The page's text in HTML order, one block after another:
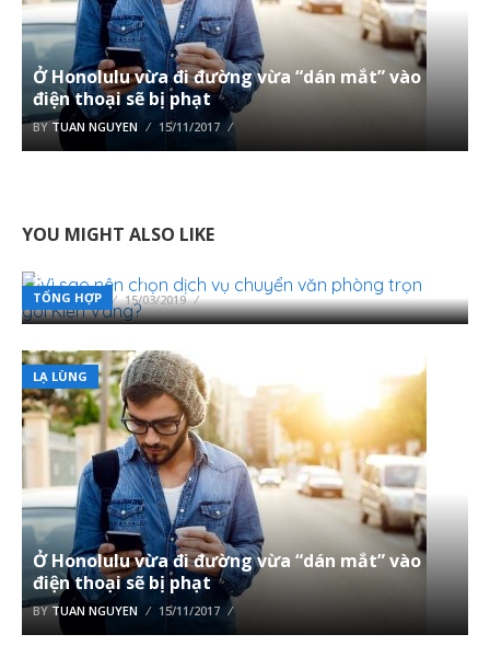
Ở Honolulu vừa đi đường vừa “dán mắt” vào
điện thoại sẽ bị phạt
BY TUAN NGUYEN 15/11/2017
YOU MIGHT ALSO LIKE
TỔNG HỢP
gói Kiến Vàng?
BYLUU HUY 15/03/2019
LẠ LÙNG
Ở Honolulu vừa đi đường vừa “dán mắt” vào
điện thoại sẽ bị phạt
BY TUAN NGUYEN 15/11/2017